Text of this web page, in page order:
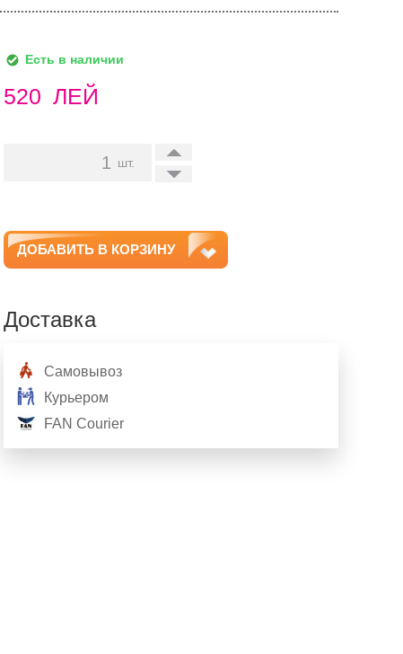
Есть в наличии
520 ЛЕЙ
+
-
шт.
ДОБАВИТЬ В КОРЗИНУ
Доставка
Самовывоз
Курьером
FAN Courier